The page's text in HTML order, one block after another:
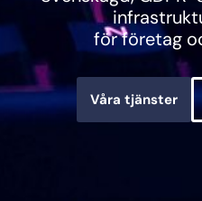
för företag
Våra tjänster